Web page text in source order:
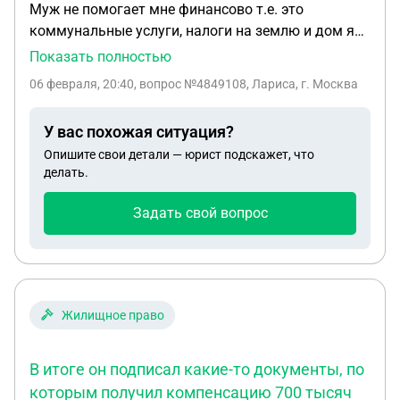
в дом. Напоминаю, что мы не живём там и
заниматься всем этим дистанционно крайне
затруднительно. Я ещё молчу, что все это
выливается в совсем другие суммы. Дом
на сам дом и участок, без переоформленного на
мою мать договор с газовой службой? Сделать
дисконт покупателю, с условием, что он
занимается всем этим самостоятельно
(покупатель проживает в станице). Все
Муж не помогает мне финансово т.е. это
коммунальные услуги, налоги на землю и дом я
купила дом на земле взяв на себя кредит и сама
разводе он требует половину . Как быть в этой
Показать полностью
06 февраля, 20:40, вопрос №4849108, Лариса, г. Москва
У вас похожая ситуация?
Опишите свои детали — юрист подскажет, что
делать.
Задать свой вопрос
Жилищное право
В итоге он подписал какие-то документы, по
которым получил компенсацию 700 тысяч